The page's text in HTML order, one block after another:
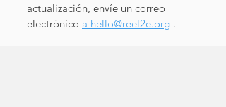
actualización, envíe un correo
electrónico a hello@reel2e.org .